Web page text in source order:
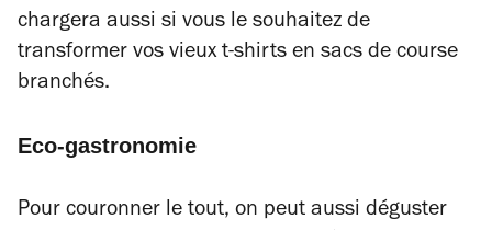
chargera aussi si vous le souhaitez de
transformer vos vieux t-shirts en sacs de course
branchés.
Eco-gastronomie
Pour couronner le tout, on peut aussi déguster